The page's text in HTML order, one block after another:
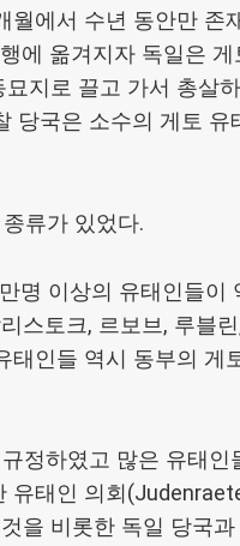
에서 수년 동안만 존
에 옮겨지자 독일은 게
지로 끌고 가서 총살
당국은 소수의 게토 유
류가 있었다.
명 이상의 유태인들이
스토크, 르보브, 루블
태인들 역시 동부의 게
정하였고 많은 유태인
유태인 의회
것을 비롯한 독일 당국